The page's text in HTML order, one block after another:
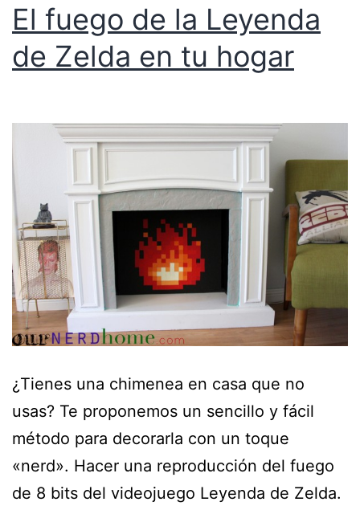
El fuego de la Leyenda
de Zelda en tu hogar
¿Tienes una chimenea en casa que no
usas? Te proponemos un sencillo y fácil
método para decorarla con un toque
«nerd». Hacer una reproducción del fuego
de 8 bits del videojuego Leyenda de Zelda.